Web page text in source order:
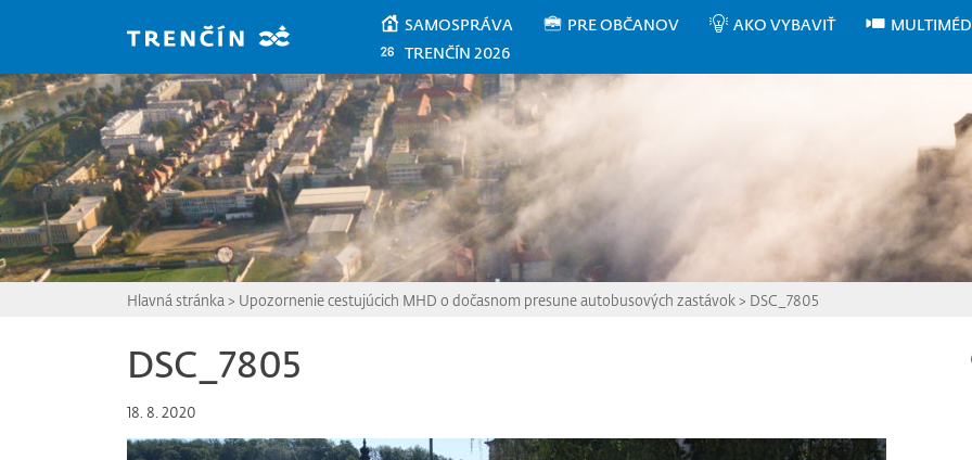
SAMOSPRÁVA PRE OBČANOV AKO VYBAVIŤ
TRENČÍN 2026
Hlavná stránka > Upozornenie cestujúcich MHD o dočasnom presune autobusových zastávok> DSC_7805
DSC_7805
18. 8. 2020